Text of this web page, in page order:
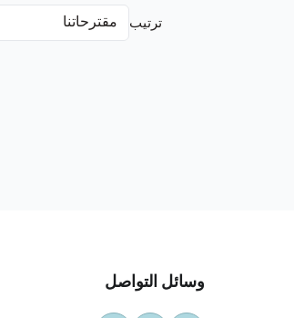
ترتيب
وسائل التواصل